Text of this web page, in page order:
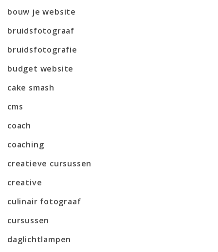
bouw je website
bruidsfotograaf
bruidsfotografie
budget website
cake smash
cms
coach
coaching
creatieve cursussen
creative
culinair fotograaf
cursussen
daglichtlampen